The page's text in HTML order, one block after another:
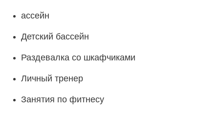
ассейн
Детский бассейн
Раздевалка со шкафчиками
Личный тренер
Занятия по фитнесу